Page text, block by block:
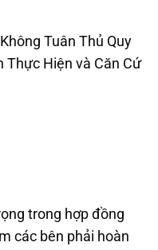
Tuân Thủ Quy
Thực Hiện và Căn Cứ
trong hợp đồng
các bên phải hoàn